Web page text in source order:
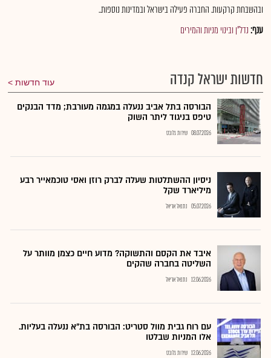
ובהשבחת קרקעות. החברה פעילה בישראל ובמדינות נוספות..
ענף:נדל"ן ובינוי מניות והמירים
חדשות ישראל קנדה עוד חדשות
הבורסה בתל אביב ננעלה במגמה מעורבת; מדד הבנקים
טיפס בניגוד ליתר השוק
08.07.2026 שירות גלובס
ניסיון ההשתלטות שעלה לברק רוזן ואסי טוכמאייר רבע
מיליארד שקל
05.07.2026 נתנאל אריאל
איבד את הקסם והתשוקה? מדוע חיים כצמן מוותר על
השליטה בחברה שהקים
12.06.2026 נתנאל אריאל
עם רוח גבית מוול סטריט: הבורסה בת"א ננעלה בעליות.
אלו המניות שבלטו
12.06.2026 שירות גלובס